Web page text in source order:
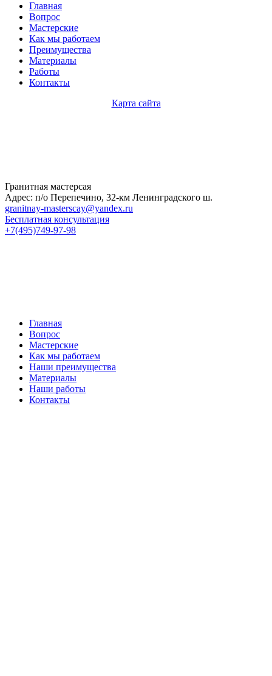
Главная
Вопрос
Мастерские
Как мы работаем
Преимущества
Материалы
Работы
Контакты
Карта сайта
Гранитная мастерсая
Адрес: п/о Перепечино, 32-км Ленинградского ш.
granitnay-masterscay@yandex.ru
Бесплатная консультация
+7(495)749-97-98
Главная
Вопрос
Мастерские
Как мы работаем
Наши преимущества
Материалы
Наши работы
Контакты